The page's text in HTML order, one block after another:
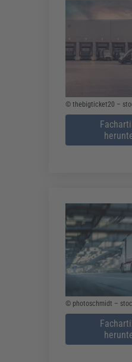
© thebigticket20 –
© photoschmidt –